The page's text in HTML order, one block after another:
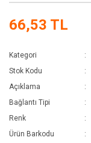
66,53 TL
Kategori
Stok Kodu
Açıklama
Bağlantı Tipi
Renk
Ürün Barkodu